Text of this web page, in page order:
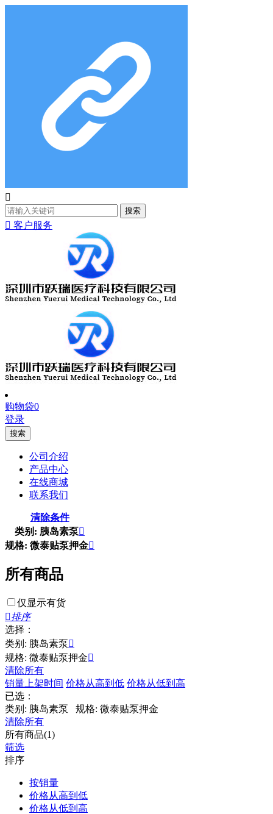

搜索
 客户服务
购物袋0
登录
搜索
公司介绍
产品中心
在线商城
联系我们
清除条件
类别: 胰岛素泵
规格: 微泰贴泵押金
所有商品
仅显示有货
排序
选择：
类别: 胰岛素泵
规格: 微泰贴泵押金
清除所有
销量 上架时间 价格从高到低 价格从低到高
已选：
类别: 胰岛素泵
规格: 微泰贴泵押金
清除所有
所有商品(1)
筛选
排序
按销量
价格从高到低
价格从低到高